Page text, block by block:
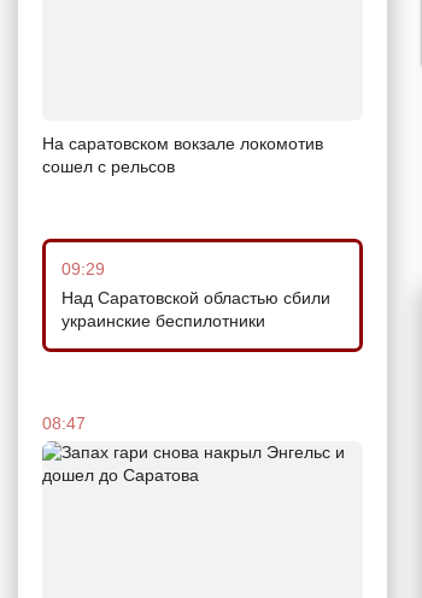
На саратовском вокзале локомотив
сошел с рельсов
09:29
Над Саратовской областью сбили
украинские беспилотники
08:47